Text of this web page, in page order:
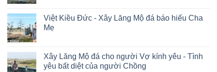
Việt Kiều Đức - Xây Lăng Mộ đá báo hiếu Cha
Mẹ
Xây Lăng Mộ đá cho người Vợ kính yêu - Tình
yêu bất diệt của người Chồng